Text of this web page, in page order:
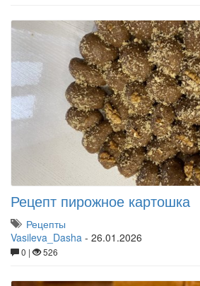
Рецепт пирожное картошка
Рецепты
Vasileva_Dasha - 26.01.2026
0 | 526